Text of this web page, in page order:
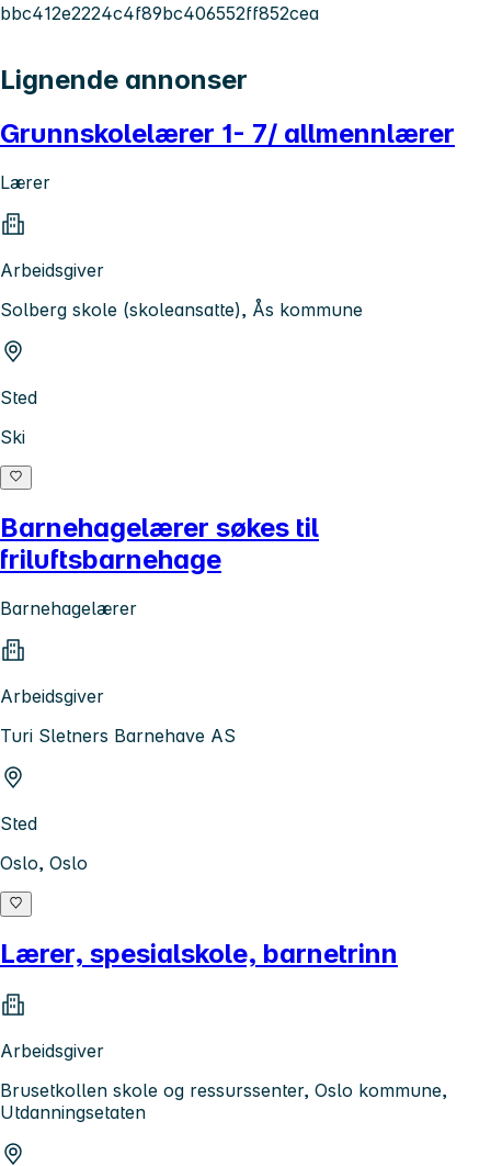
bbc412e2224c4f89bc406552ff852cea
Lignende annonser
Grunnskolelærer 1- 7/ allmennlærer
Lærer
Arbeidsgiver
Solberg skole (skoleansatte), Ås kommune
Sted
Ski
Barnehagelærer søkes til
friluftsbarnehage
Barnehagelærer
Arbeidsgiver
Turi Sletners Barnehave AS
Sted
Oslo, Oslo
Lærer, spesialskole, barnetrinn
Arbeidsgiver
Brusetkollen skole og ressurssenter, Oslo kommune,
Utdanningsetaten